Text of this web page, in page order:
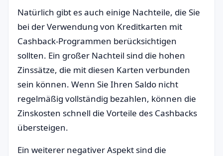
Natürlich gibt es auch einige Nachteile, die Sie
bei der Verwendung von Kreditkarten mit
Cashback-Programmen berücksichtigen
sollten. Ein großer Nachteil sind die hohen
Zinssätze, die mit diesen Karten verbunden
sein können. Wenn Sie Ihren Saldo nicht
regelmäßig vollständig bezahlen, können die
Zinskosten schnell die Vorteile des Cashbacks
übersteigen.
Ein weiterer negativer Aspekt sind die